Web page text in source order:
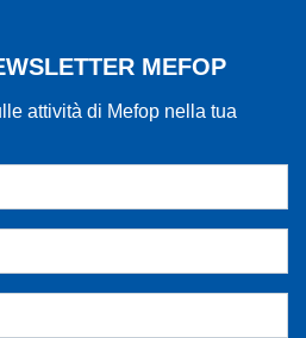
MEFOP
attività di Mefop nella tua